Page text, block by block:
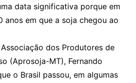
data significativa porque em
anos em que a soja chegou ao
dos Produtores de
(Aprosoja-MT), Fernando
o Brasil passou, em algumas